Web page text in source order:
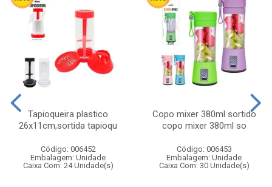
Tapioqueira plastico
26x11cm,sortida tapioqu
Código: 006452
Embalagem: Unidade
Caixa Com: 24 Unidade(s)
Copo mixer 380ml sortido
copo mixer 380ml so
Código: 006453
Embalagem: Unidade
Caixa Com: 30 Unidade(s)